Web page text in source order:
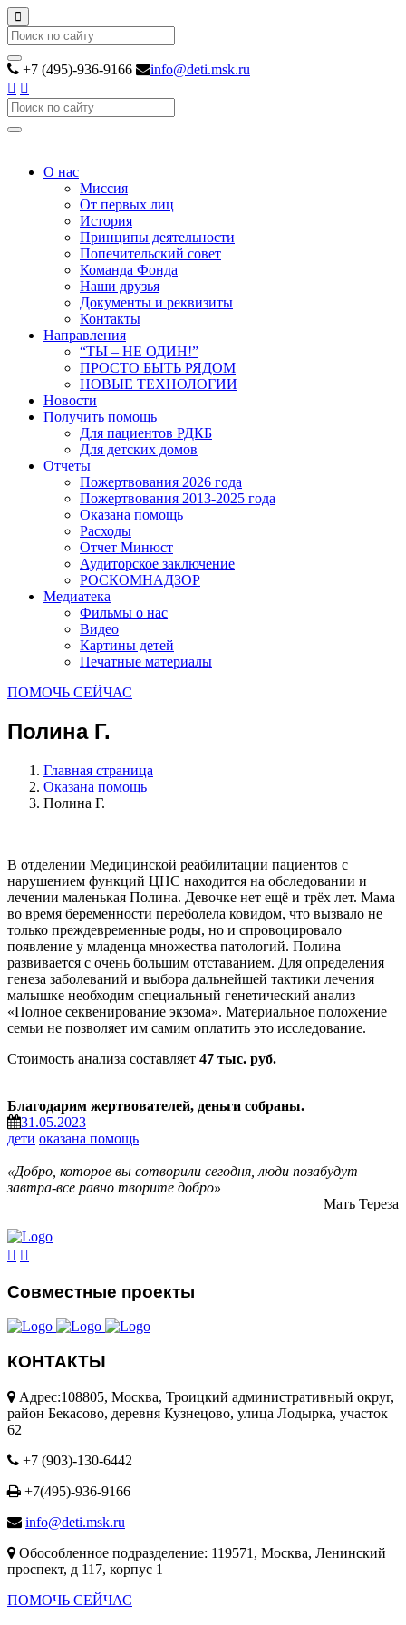
Search
+7 (495)-936-9166 info@deti.msk.ru
Search
О нас
Миссия
От первых лиц
История
Принципы деятельности
Попечительский совет
Команда Фонда
Наши друзья
Документы и реквизиты
Контакты
Направления
“ТЫ – НЕ ОДИН!”
ПРОСТО БЫТЬ РЯДОМ
НОВЫЕ ТЕХНОЛОГИИ
Новости
Получить помощь
Для пациентов РДКБ
Для детских домов
Отчеты
Пожертвования 2026 года
Пожертвования 2013-2025 года
Оказана помощь
Расходы
Отчет Минюст
Аудиторское заключение
РОСКОМНАДЗОР
Медиатека
Фильмы о нас
Видео
Картины детей
Печатные материалы
ПОМОЧЬ СЕЙЧАС
Полина Г.
Главная страница
Оказана помощь
Полина Г.
В отделении Медицинской реабилитации пациентов с
нарушением функций ЦНС находится на обследовании и
лечении маленькая Полина. Девочке нет ещё и трёх лет. Мама
во время беременности переболела ковидом, что вызвало не
только преждевременные роды, но и спровоцировало
появление у младенца множества патологий. Полина
развивается с очень большим отставанием. Для определения
генеза заболеваний и выбора дальнейшей тактики лечения
малышке необходим специальный генетический анализ –
«Полное секвенирование экзома». Материальное положение
семьи не позволяет им самим оплатить это исследование.
Стоимость анализа составляет 47 тыс. руб.
Благодарим жертвователей, деньги собраны.
31.05.2023
дети оказана помощь
«Добро, которое вы сотворили сегодня, люди позабудут
завтра-все равно творите добро»
Мать Тереза
Совместные проекты
КОНТАКТЫ
Адрес:108805, Москва, Троицкий административный округ,
район Бекасово, деревня Кузнецово, улица Лодырка, участок
62
+7 (903)-130-6442
+7(495)-936-9166
info@deti.msk.ru
Обособленное подразделение: 119571, Москва, Ленинский
проспект, д 117, корпус 1
ПОМОЧЬ СЕЙЧАС